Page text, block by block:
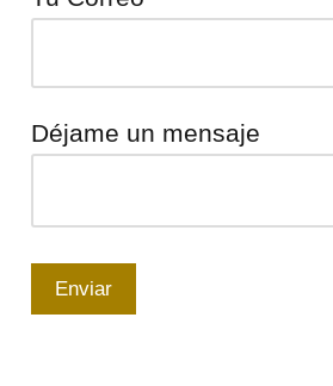
Déjame un mensaje